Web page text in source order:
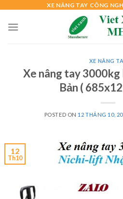
content
XE NÂNG TAY CÔNG
XE NÂNG
Xe nâng tay
Bản (
POSTED ON 12 THÁNG 10,
12
Th10